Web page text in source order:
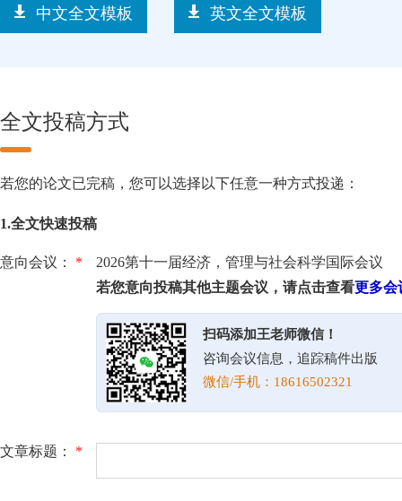
中文全文模板 英文全文模板
全文投稿方式
若您的论文已完稿，您可以选择以下任意一种方式投递：
1.全文快速投稿
意向会议： *
2026第十一届经济，管理与社会科学国际会议
若您意向投稿其他主题会议，请点击查看更多会
扫码添加王老师微信！
咨询会议信息，追踪稿件出版
微信/手机：18616502321
文章标题： *